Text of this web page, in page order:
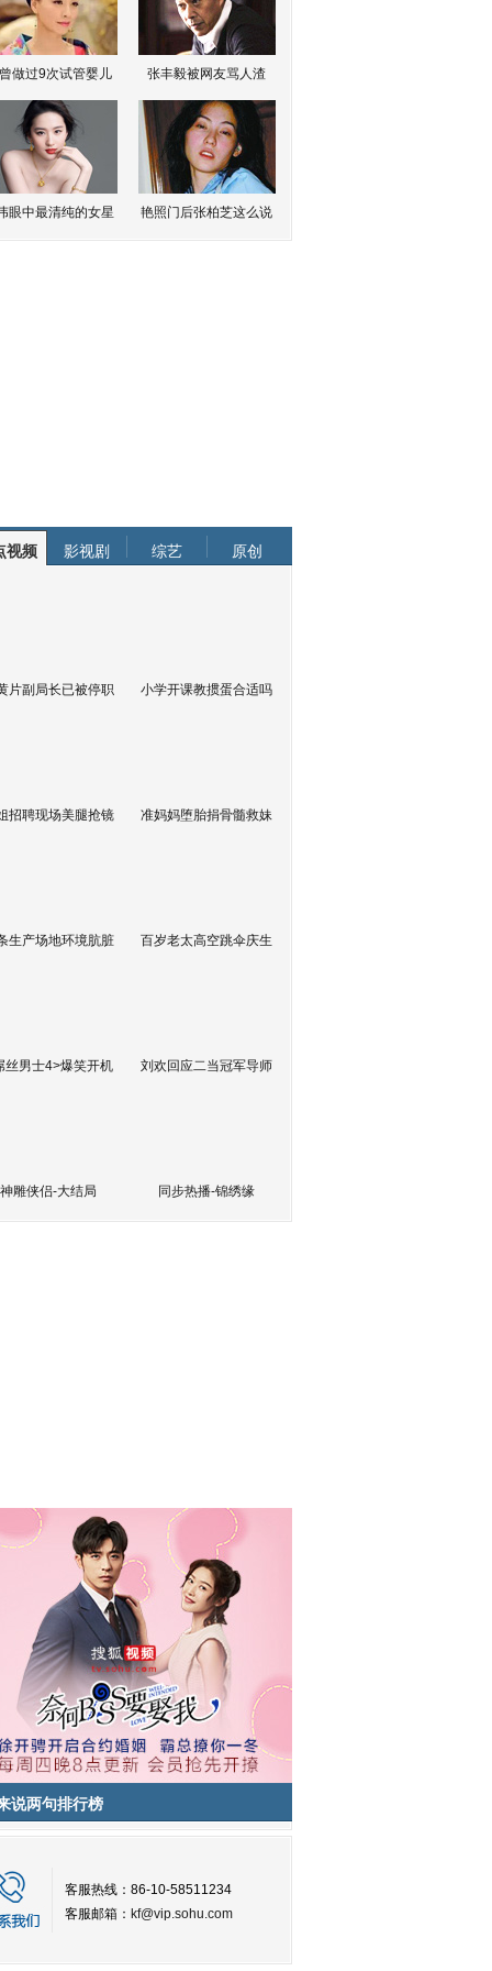
做过9次试管婴儿 张丰毅被网友骂人渣
眼中最清纯的女星 艳照门后张柏芝这么说
视频 影视剧 综艺 原创
片副局长已被停职 小学开课教掼蛋合适吗
招聘现场美腿抢镜 准妈妈堕胎捐骨髓救妹
生产场地环境肮脏 百岁老太高空跳伞庆生
丝男士4>爆笑开机 刘欢回应二当冠军导师
神雕侠侣-大结局 同步热播-锦绣缘
说两句排行榜
客服热线：86-10-58511234
客服邮箱： kf@vip.sohu.com